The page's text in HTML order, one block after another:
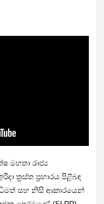
මහතා රාජ්‍ය
ත්‍රස්ත ප්‍රහාරය පිළිබඳ
සහ නිසි ආකාරයෙන්